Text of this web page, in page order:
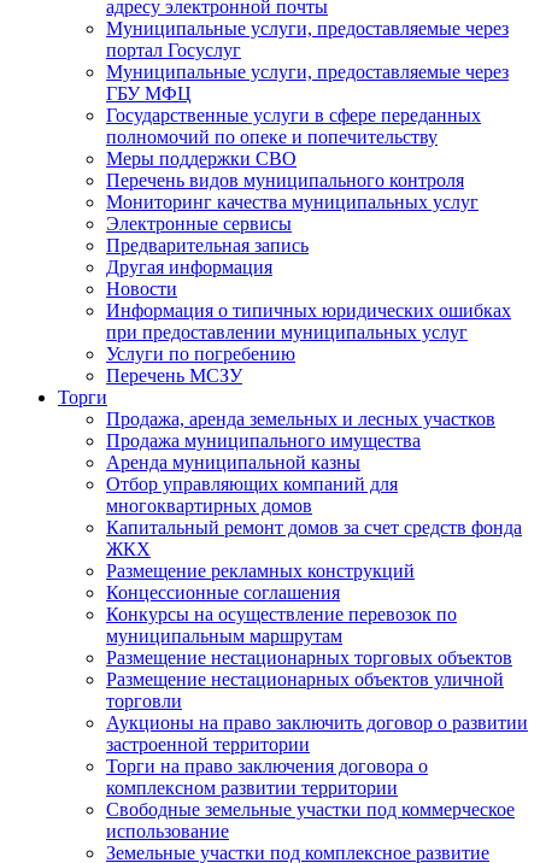
адресу электронной почты
Муниципальные услуги, предоставляемые через
портал Госуслуг
Муниципальные услуги, предоставляемые через
ГБУ МФЦ
Государственные услуги в сфере переданных
полномочий по опеке и попечительству
Меры поддержки СВО
Перечень видов муниципального контроля
Мониторинг качества муниципальных услуг
Электронные сервисы
Предварительная запись
Другая информация
Новости
Информация о типичных юридических ошибках
при предоставлении муниципальных услуг
Услуги по погребению
Перечень МСЗУ
Торги
Продажа, аренда земельных и лесных участков
Продажа муниципального имущества
Аренда муниципальной казны
Отбор управляющих компаний для
многоквартирных домов
Капитальный ремонт домов за счет средств фонда
ЖКХ
Размещение рекламных конструкций
Концессионные соглашения
Конкурсы на осуществление перевозок по
муниципальным маршрутам
Размещение нестационарных торговых объектов
Размещение нестационарных объектов уличной
торговли
Аукционы на право заключить договор о развитии
застроенной территории
Торги на право заключения договора о
комплексном развитии территории
Свободные земельные участки под коммерческое
использование
Земельные участки под комплексное развитие